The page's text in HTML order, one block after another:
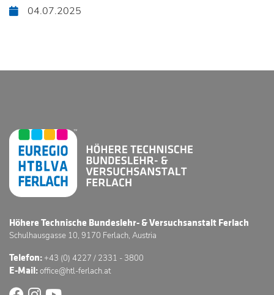
04.07.2025
Höhere Technische Bundeslehr- & Versuchsanstalt Ferlach
Schulhausgasse 10, 9170 Ferlach, Austria
Telefon:+43 (0) 4227 / 2331 - 3800
E-Mail:office@htl-ferlach.at